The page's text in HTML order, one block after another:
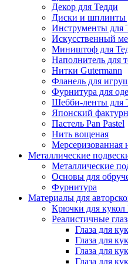
Декор для Тедди
Диски и шплинты
Инструменты для
Искусственный
Миништоф для
Наполнитель для
Нитки Gutermann
Фланель для
Фурнитура для
Шебби-ленты для
Японский
Пастель Pan Pastel
Нить вощеная
Металлические
Металлические
Основы для
Фурнитура
Материалы для
Крючки для
Реалистичные
Глаза для
Глаза для
Глаза для
Глаза для